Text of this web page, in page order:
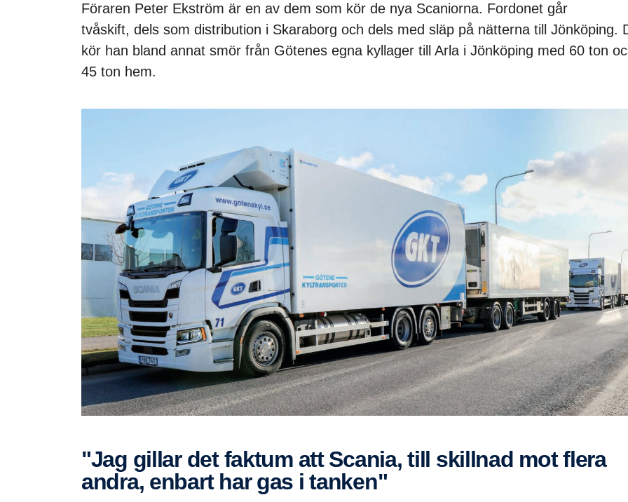
Föraren Peter Ekström är en av dem som kör de nya Scaniorna. Fordonet går
tvåskift, dels som distribution i Skaraborg och dels med släp på nätterna till Jönköping.
kör han bland annat smör från Götenes egna kyllager till Arla i Jönköping med 60 ton
45 ton hem.
"Jag gillar det faktum att Scania, till skillnad mot flera
andra, enbart har gas i tanken"